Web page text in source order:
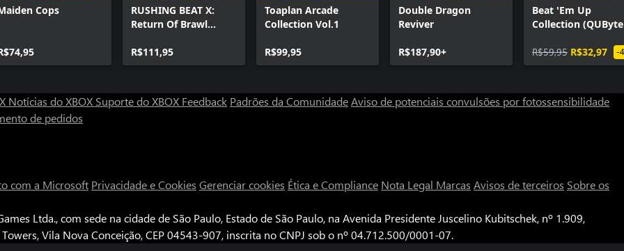
Cops
RUSHING BEAT X:
Return Of Brawl
R$111,95
Toaplan Arcade
Collection Vol.1
R$99,95
Double Dragon
Reviver
R$187,90+
Beat 'Em Up
Collection (QUByte
R$59,95 R$32,97 -
Notícias do XBOX Suporte do XBOX Feedback Padrões da ComunidadeAviso de potenciais convulsões por fotossensibilidade
de pedidos
com a Microsoft Privacidade e Cookies Gerenciar cookies Ética e Compliance Nota Legal Marcas Avisos de terceiros Sobre os
Ltda., com sede na cidade de São Paulo, Estado de São Paulo, na Avenida Presidente Juscelino Kubitschek, nº 1.909,
Vila Nova Conceição, CEP 04543-907, inscrita no CNPJ sob o nº 04.712.500/0001-07.